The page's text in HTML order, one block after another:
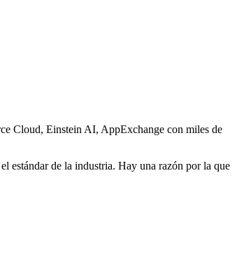
Cloud, Einstein AI, AppExchange con miles de
estándar de la industria. Hay una razón por la que